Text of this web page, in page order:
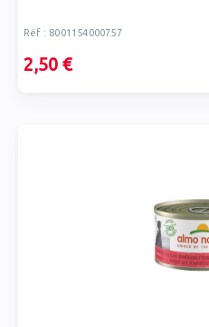
Réf : 8001154000757
2,50 €